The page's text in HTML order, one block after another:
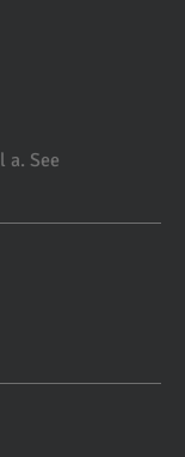
a. See